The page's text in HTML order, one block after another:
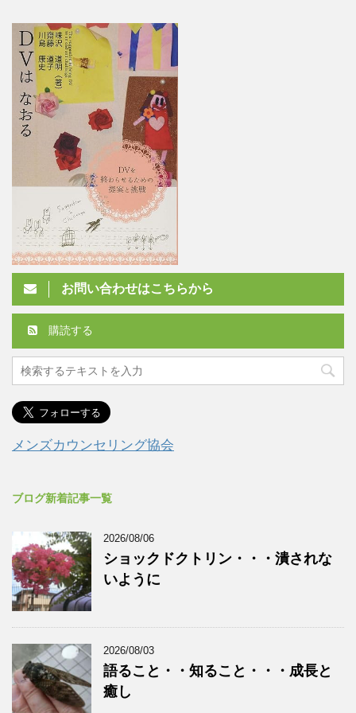
お問い合わせはこちらから
購読する
メンズカウンセリング協会
ブログ新着記事一覧
2026/08/06
ショックドクトリン・・・潰されな
いように
2026/08/03
語ること・・知ること・・・成長と
癒し